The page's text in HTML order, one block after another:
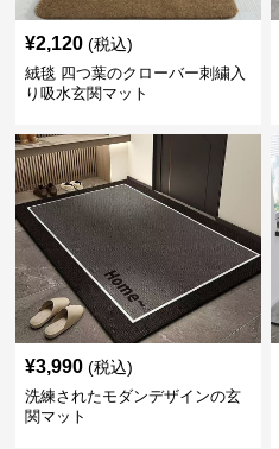
¥2,120 (税込)
絨毯 四つ葉のクローバー刺繍入
り吸水玄関マット
¥3,990 (税込)
洗練されたモダンデザインの玄
関マット